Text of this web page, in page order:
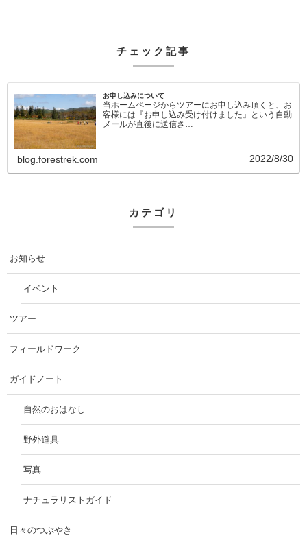
チェック記事
お申し込みについて
当ホームページからツアーにお申し込み頂くと、お
客様には『お申し込み受け付けました』という自動
メールが直後に送信さ…
blog.forestrek.com 2022/8/30
カテゴリ
お知らせ
イベント
ツアー
フィールドワーク
ガイドノート
自然のおはなし
野外道具
写真
ナチュラリストガイド
日々のつぶやき